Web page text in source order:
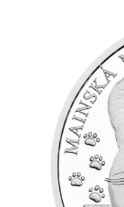
Previous